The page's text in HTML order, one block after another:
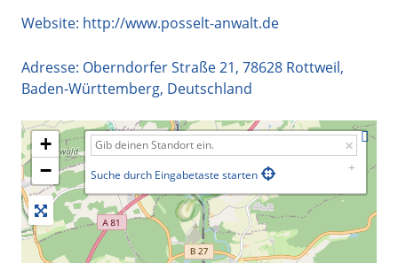
Website: http://www.posselt-anwalt.de
Adresse: Oberndorfer Straße 21, 78628 Rottweil,
Baden-Württemberg, Deutschland
+
−
Suche durch Eingabetaste starten